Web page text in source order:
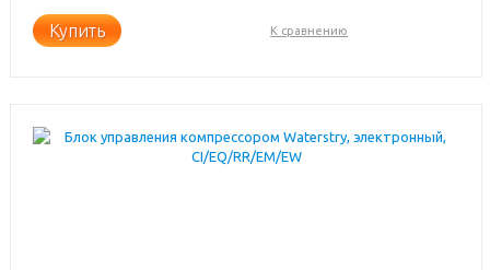
Купить К сравнению